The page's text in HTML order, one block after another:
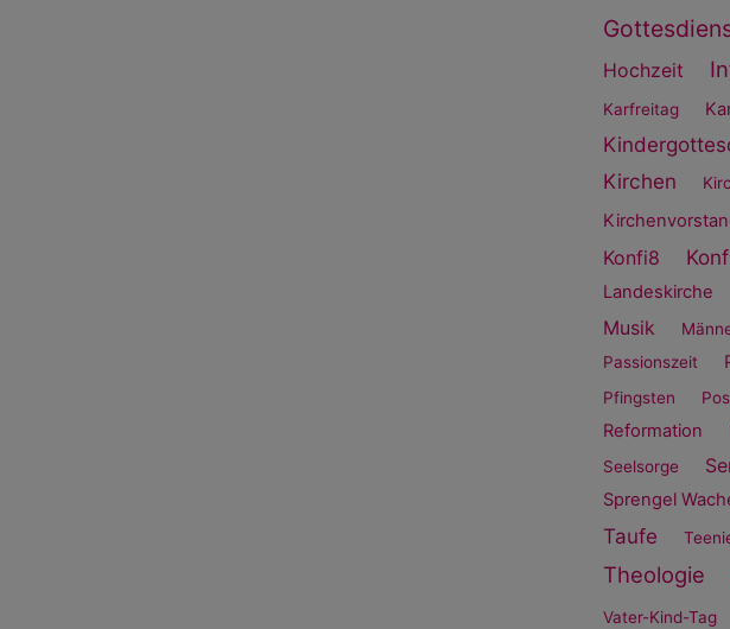
Hochzeit
Karfreitag
Kirchen
Konfi8
Landeskirche
Musik
Passionszeit
Pfingsten
Reformation
Seelsorge
Sprengel
Taufe
Theologie
Vater-Kind-Tag